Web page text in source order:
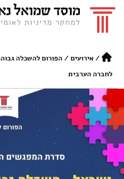
/אירועים /
לחברה הערבית